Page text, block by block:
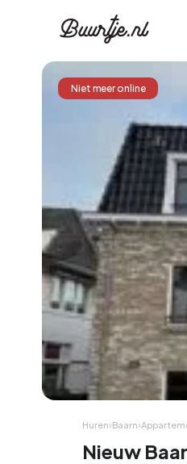
Niet meer online
Huren›Baarn›
Nieuw